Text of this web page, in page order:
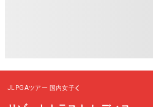
JLPGAツアー 国内女子